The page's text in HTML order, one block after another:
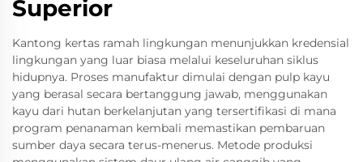
Superior
Kantong kertas ramah lingkungan menunjukkan kredensial
lingkungan yang luar biasa melalui keseluruhan siklus
hidupnya. Proses manufaktur dimulai dengan pulp kayu
yang berasal secara bertanggung jawab, menggunakan
kayu dari hutan berkelanjutan yang tersertifikasi di mana
program penanaman kembali memastikan pembaruan
sumber daya secara terus-menerus. Metode produksi